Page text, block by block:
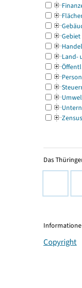
Gebiet
Land-
Zensus
Das
Copyright